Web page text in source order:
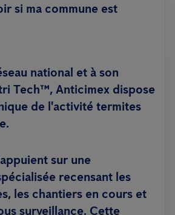
si ma commune est
national et à son
Tech™, Anticimex dispose
de l'activité termites
sur une
recensant les
les chantiers en cours et
surveillance. Cette